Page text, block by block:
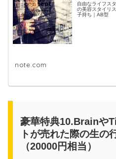
自由なライフス
の美容スタイリ
子持ち｜AB型
note.com
豪華特典10.Brainや
トが売れた際の生の
（20000円相当）